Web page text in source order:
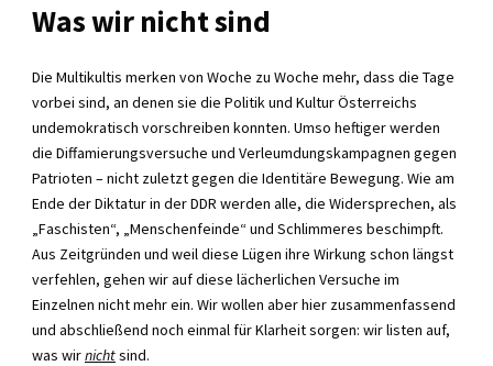
Was wir nicht sind
Die Multikultis merken von Woche zu Woche mehr, dass die Tage
vorbei sind, an denen sie die Politik und Kultur Österreichs
undemokratisch vorschreiben konnten. Umso heftiger werden
die Diffamierungsversuche und Verleumdungskampagnen gegen
Patrioten – nicht zuletzt gegen die Identitäre Bewegung. Wie am
Ende der Diktatur in der DDR werden alle, die Widersprechen, als
„Faschisten“, „Menschenfeinde“ und Schlimmeres beschimpft.
Aus Zeitgründen und weil diese Lügen ihre Wirkung schon längst
verfehlen, gehen wir auf diese lächerlichen Versuche im
Einzelnen nicht mehr ein. Wir wollen aber hier zusammenfassend
und abschließend noch einmal für Klarheit sorgen: wir listen auf,
was wirnichtsind.